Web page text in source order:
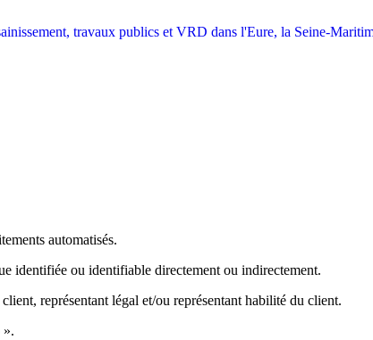
automatisés.
identifiée ou identifiable directement ou indirectement.
représentant légal et/ou représentant habilité du client.
».